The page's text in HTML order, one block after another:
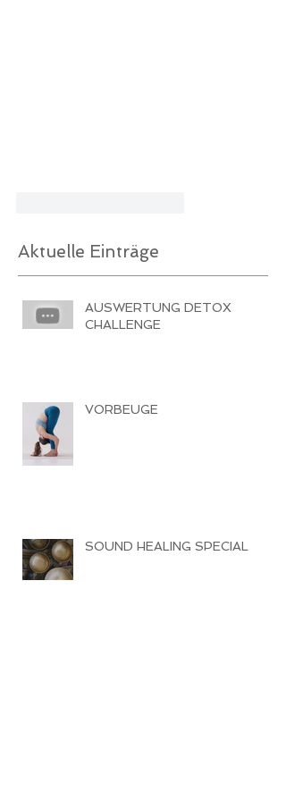
Aktuelle Einträge
AUSWERTUNG DETOX
CHALLENGE
VORBEUGE
SOUND HEALING SPECIAL